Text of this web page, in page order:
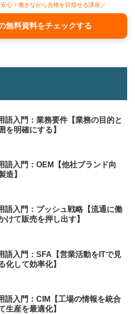
心！働きながら合格を目指せる講座／
無料資料をチェックする
語入門：業務要件【業務の目的と
を明確にする】
語入門：OEM【他社ブランド向
造】
語入門：プッシュ戦略【流通に働
けて販売を押し出す】
語入門：SFA【営業活動をITで見
化して効率化】
語入門：CIM【工場の情報を統合
生産を最適化】